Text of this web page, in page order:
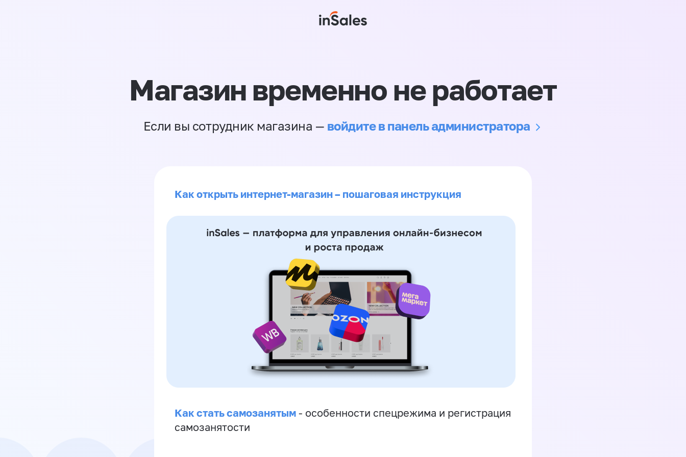
Магазин временно не работает
Если вы сотрудник магазина — войдите в панель администратора
Как открыть интернет-магазин – пошаговая инструкция
Как стать самозанятым - особенности спецрежима и регистрация
самозанятости